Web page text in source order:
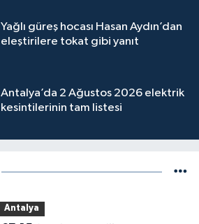
Yağlı güreş hocası Hasan Aydın’dan
eleştirilere tokat gibi yanıt
Antalya’da 2 Ağustos 2026 elektrik
kesintilerinin tam listesi
Antalya